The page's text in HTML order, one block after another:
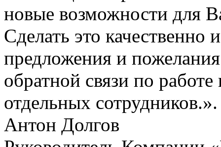
новые возможности для
Сделать это
предложения и
обратной связи по
отдельных сотрудников.».
Антон Долгов